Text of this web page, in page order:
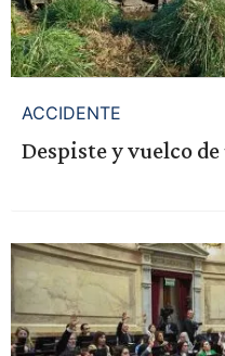
ACCIDENTE
Despiste y vuelco